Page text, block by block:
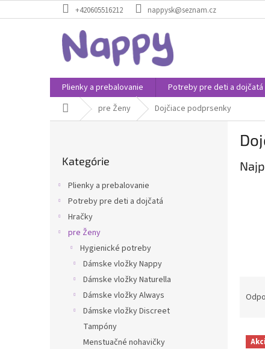
na
+420605516212 nappysk@seznam.cz
Plienky a prebalovanie Potreby pre deti a dojčatá
Domovpre Ženy Dojčiace podprsenky
kategórie
Kategórie
Plienky a prebalovanie
Potreby pre deti a dojčatá
Hračky
pre Ženy
Hygienické potreby
Dámske vložky Nappy
Dámske vložky Naturella
Dámske vložky Always
Dámske vložky Discreet
Tampóny
Menstuačné nohavičky
nV